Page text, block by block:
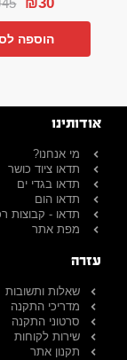
45
הוספה
אודותינו
מי אנחנו?
תדאו ציוד כושר
תדאו בגדי ים
תדאו הום
תדאו - קבוצות
מפת אתר
עזרה
שאלות ותשובות
מדריכי התקנה
סרטוני התקנה
שירות לקוחות
תקנון אתר